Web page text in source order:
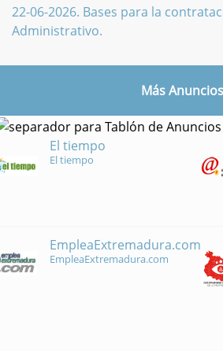
22-06-2026. Bases para la
Administrativo.
Más Anuncios
El tiempo
El tiempo
EmpleaExtremadura.com
EmpleaExtremadura.com